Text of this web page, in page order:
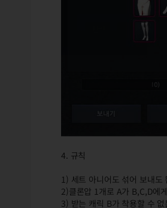
4. 규칙
1) 세트 아니어도 섞어 보내도
2)클론압 1개로 A가 B,C,D에
3) 받는 캐릭 B가 착용할 수